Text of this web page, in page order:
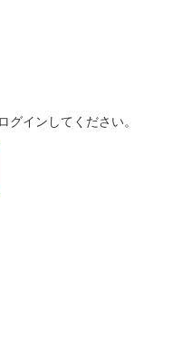
インしてください。